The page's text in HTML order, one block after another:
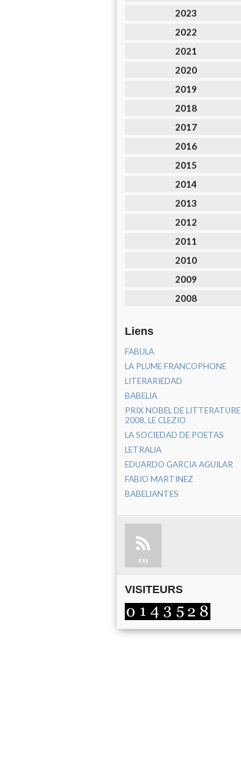
2023
2022
2021
2020
2019
2018
2017
2016
2015
2014
2013
2012
2011
2010
2009
2008
Liens
FABULA
LA PLUME FRANCOPHONE
LITERARIEDAD
BABELIA
PRIX NOBEL DE LITTERATURE
2008, LE CLEZIO
LA SOCIEDAD DE POETAS
LETRALIA
EDUARDO GARCIA AGUILAR
FABIO MARTINEZ
BABELIANTES
RSS
VISITEURS